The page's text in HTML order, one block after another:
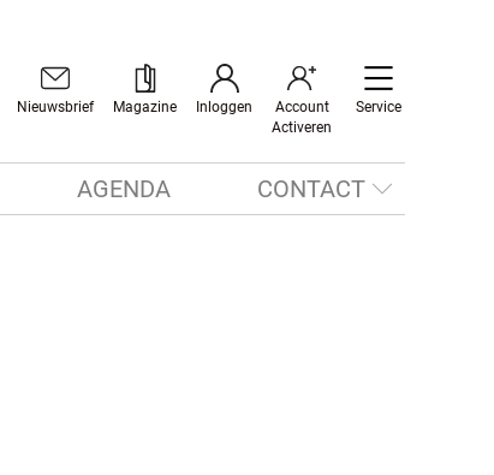
Nieuwsbrief Magazine Inloggen
Account
Activeren
Service
AGENDA CONTACT